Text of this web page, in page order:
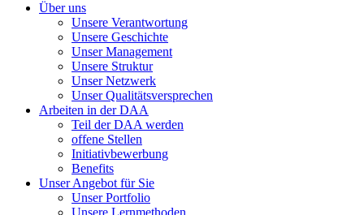
Über uns
Unsere Verantwortung
Unsere Geschichte
Unser Management
Unsere Struktur
Unser Netzwerk
Unser Qualitätsversprechen
Arbeiten in der DAA
Teil der DAA werden
offene Stellen
Initiativbewerbung
Benefits
Unser Angebot für Sie
Unser Portfolio
Unsere Lernmethoden